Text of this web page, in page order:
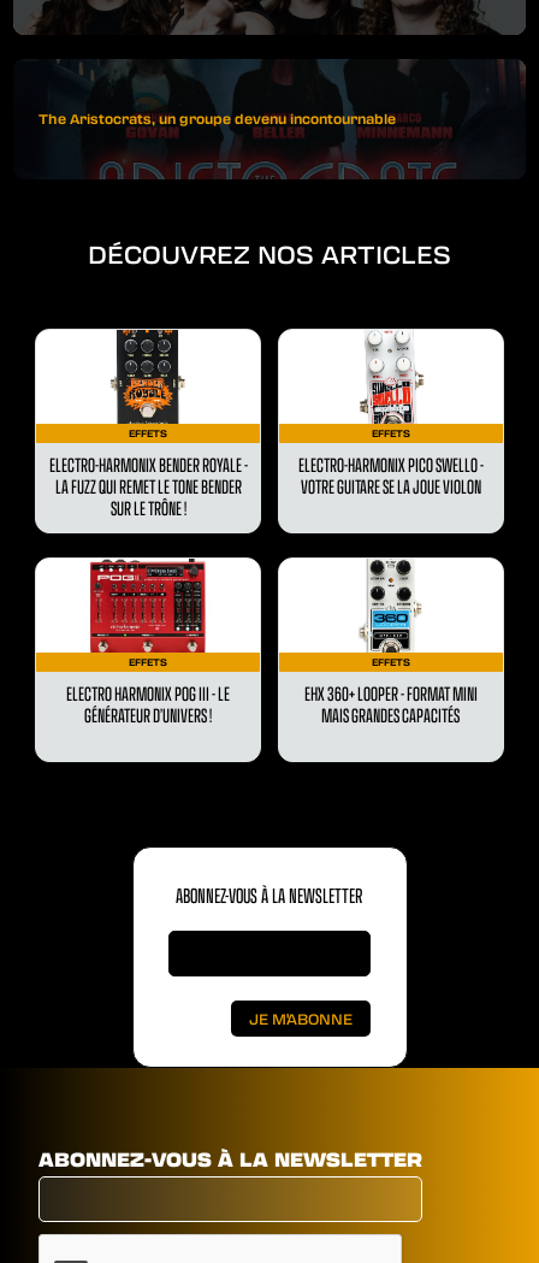
The Aristocrats, un groupe devenu incontournable
DÉCOUVREZ NOS ARTICLES
EFFETS
ELECTRO-HARMONIX BENDER ROYALE -
LA FUZZ QUI REMET LE TONE BENDER
SUR LE TRÔNE !
EFFETS
ELECTRO-HARMONIX PICO SWELLO -
VOTRE GUITARE SE LA JOUE VIOLON
EFFETS
ELECTRO HARMONIX POG III - LE
GÉNÉRATEUR D’UNIVERS !
EFFETS
EHX 360+ LOOPER - FORMAT MINI
MAIS GRANDES CAPACITÉS
ABONNEZ-VOUS À LA NEWSLETTER
ABONNEZ-VOUS À LA NEWSLETTER